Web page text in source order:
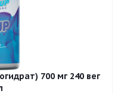
700 мг 240 вег